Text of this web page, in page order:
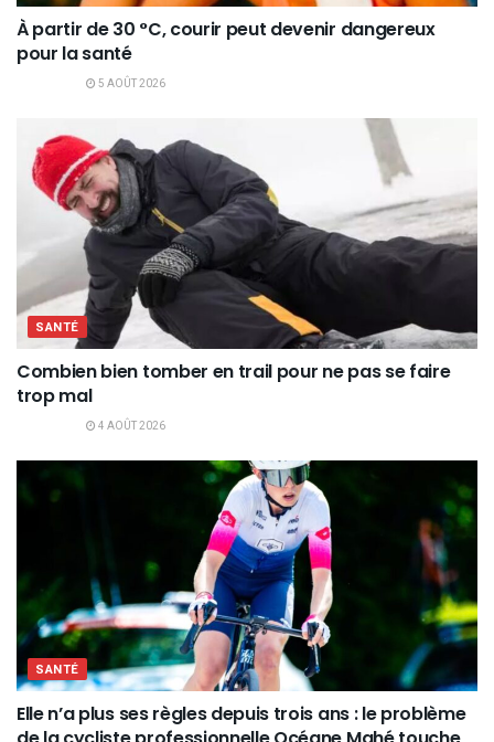
À partir de 30 °C, courir peut devenir dangereux
pour la santé
5 AOÛT 2026
SANTÉ
Combien bien tomber en trail pour ne pas se faire
trop mal
4 AOÛT 2026
SANTÉ
Elle n’a plus ses règles depuis trois ans : le problème